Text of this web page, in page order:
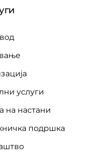
услуги
на настани
подршка